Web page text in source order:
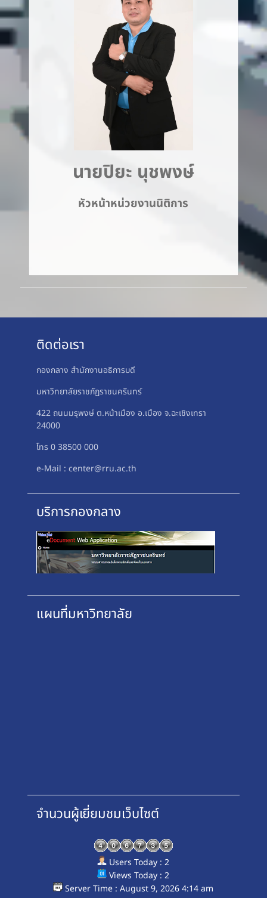
นายปิยะ นุชพงษ์
หัวหน้าหน่วยงานนิติการ
ติดต่อเรา
กองกลาง สำนักงานอธิการบดี
มหาวิทยาลัยราชภัฏราชนครินทร์
422 ถนนมรุพงษ์ ต.หน้าเมือง อ.เมือง จ.ฉะเชิงเทรา
24000
โทร 0 38500 000
e-Mail : center@rru.ac.th
บริการกองกลาง
แผนที่มหาวิทยาลัย
จำนวนผู้เยี่ยมชมเว็บไซต์
Users Today : 2
Views Today : 2
Server Time : August 9, 2026 4:14 am